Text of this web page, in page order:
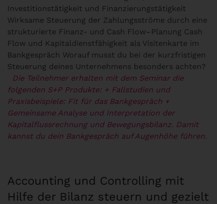
Investitionstätigkeit und Finanzierungstätigkeit
Wirksame Steuerung der Zahlungsströme durch eine
strukturierte Finanz- und Cash Flow–Planung Cash
Flow und Kapitaldienstfähigkeit als Visitenkarte im
Bankgespräch Worauf musst du bei der kurzfristigen
Steuerung deines Unternehmens besonders achten?
Die Teilnehmer erhalten mit dem Seminar die
folgenden S+P Produkte: + Fallstudien und
Praxisbeispiele: Fit für das Bankgespräch +
Gemeinsame Analyse und Interpretation der
Kapitalflussrechnung und Bewegungsbilanz. Damit
kannst du dein Bankgespräch auf Augenhöhe führen.
Accounting und Controlling mit
Hilfe der Bilanz steuern und gezielt